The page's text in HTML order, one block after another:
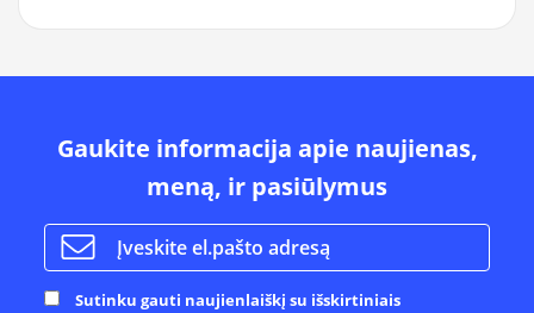
Gaukite informacija apie naujienas,
meną, ir pasiūlymus
Sutinku gauti naujienlaiškį su išskirtiniais